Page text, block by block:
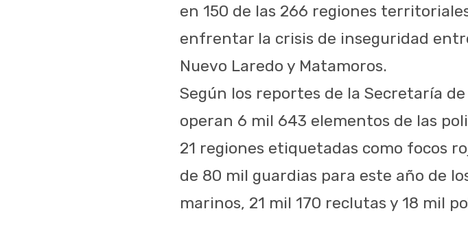
en 150 de las 266 regiones
enfrentar la crisis de inseguridad
Nuevo Laredo y Matamoros.
Según los reportes de la Secretaría
operan 6 mil 643 elementos de las
21 regiones etiquetadas como focos
de 80 mil guardias para este año de
marinos, 21 mil 170 reclutas y 18 mil